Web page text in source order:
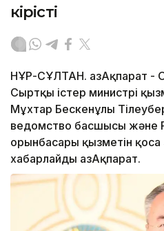
кірісті
НҰР-СҰЛТАН. ҚазАқпарат -
Сыртқы істер министрі
Мұхтар Бескенұлы
ведомство басшысы және
орынбасары қызметін
хабарлайды ҚазАқпарат.